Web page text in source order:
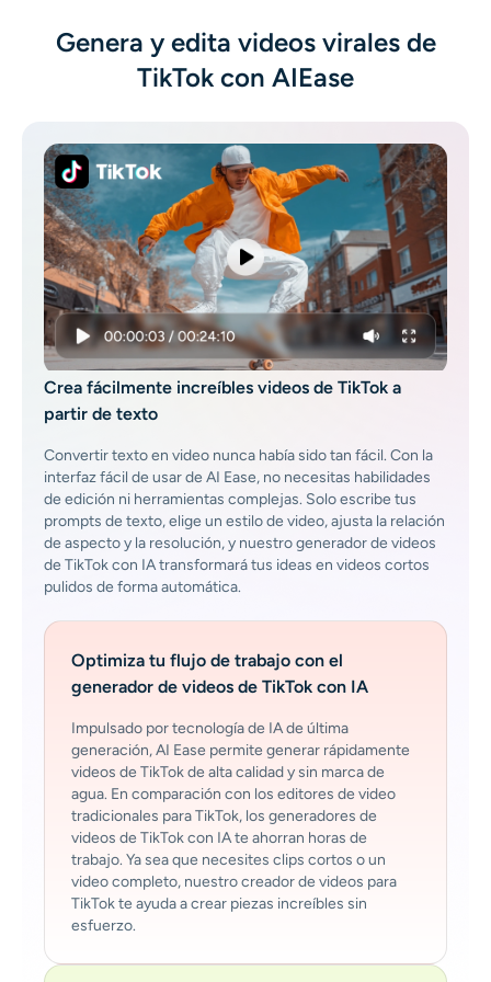
Creador de fotos de pasaporte
Efectos de video
Potenciador de video
Quitar marca de agua de video
Genera y edita videos virales de
TikTok con AIEase
Crea fácilmente increíbles videos de TikTok a
partir de texto
Convertir texto en video nunca había sido tan fácil. Con la
interfaz fácil de usar de AI Ease, no necesitas habilidades
de edición ni herramientas complejas. Solo escribe tus
prompts de texto, elige un estilo de video, ajusta la relación
de aspecto y la resolución, y nuestro generador de videos
de TikTok con IA transformará tus ideas en videos cortos
pulidos de forma automática.
Optimiza tu flujo de trabajo con el
generador de videos de TikTok con IA
Impulsado por tecnología de IA de última
generación, AI Ease permite generar rápidamente
videos de TikTok de alta calidad y sin marca de
agua. En comparación con los editores de video
tradicionales para TikTok, los generadores de
videos de TikTok con IA te ahorran horas de
trabajo. Ya sea que necesites clips cortos o un
video completo, nuestro creador de videos para
TikTok te ayuda a crear piezas increíbles sin
esfuerzo.